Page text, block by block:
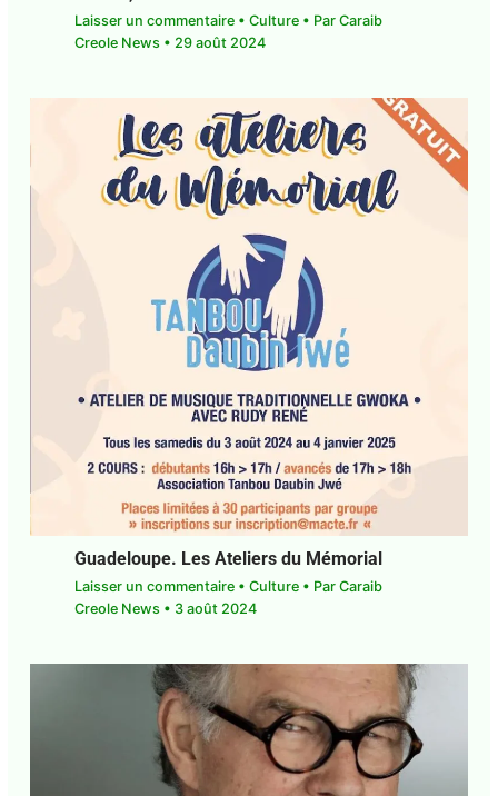
Laisser un commentaire • Culture• Par Caraib
Creole News • 29 août 2024
Laisser un commentaire
Creole News•3 août 2024